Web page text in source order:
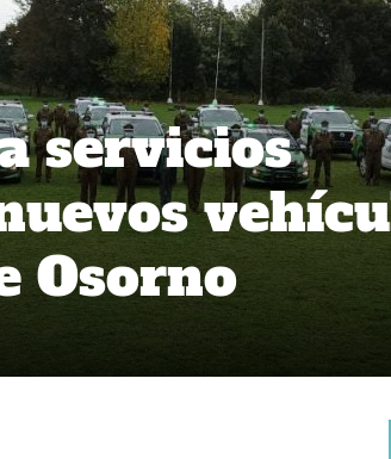
servicios
Osorno